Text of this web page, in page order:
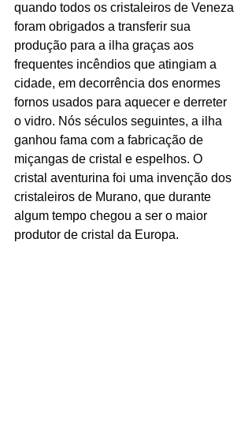
quando todos os cristaleiros de Veneza
foram obrigados a transferir sua
produção para a ilha graças aos
frequentes incêndios que atingiam a
cidade, em decorrência dos enormes
fornos usados para aquecer e derreter
o vidro. Nós séculos seguintes, a ilha
ganhou fama com a fabricação de
miçangas de cristal e espelhos. O
cristal aventurina foi uma invenção dos
cristaleiros de Murano, que durante
algum tempo chegou a ser o maior
produtor de cristal da Europa.